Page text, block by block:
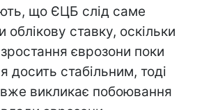
що ЄЦБ слід саме
облікову ставку, оскільки
єврозони поки
досить стабільним, тоді
вже викликає побоювання